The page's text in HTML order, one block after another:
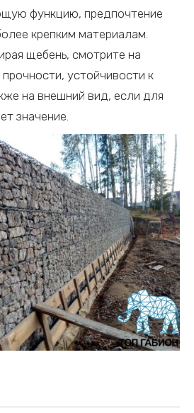
функцию, предпочтение
крепким материалам.
щебень, смотрите на
устойчивости к
на внешний вид, если для
значение.